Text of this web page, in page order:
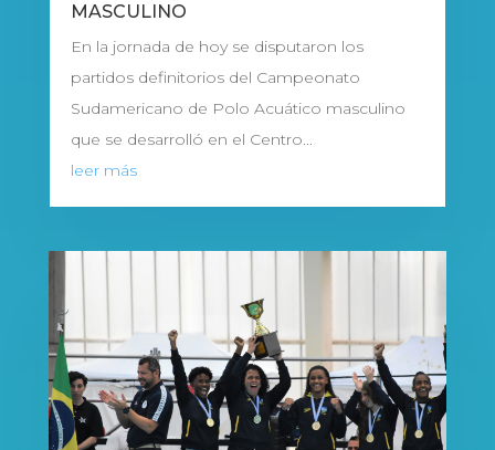
MASCULINO
En la jornada de hoy se disputaron los
partidos definitorios del Campeonato
Sudamericano de Polo Acuático masculino
que se desarrolló en el Centro...
leer más